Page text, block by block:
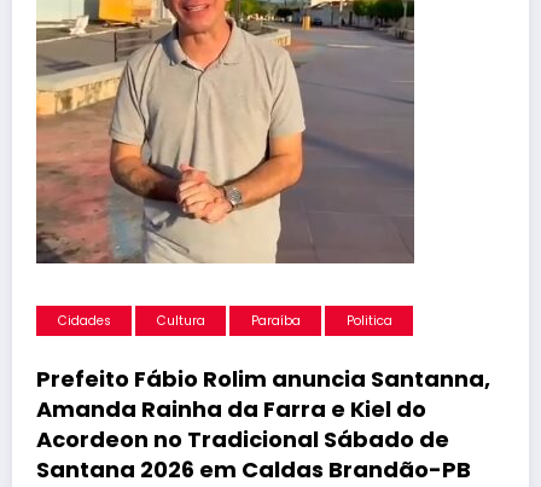
Cidades Cultura Paraíba Politica
Prefeito Fábio Rolim anuncia Santanna,
Amanda Rainha da Farra e Kiel do
Acordeon no Tradicional Sábado de
Santana 2026 em Caldas Brandão-PB